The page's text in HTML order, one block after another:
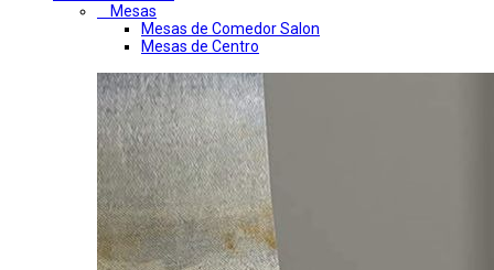
Mesas
Mesas de Comedor Salon
Mesas de Centro